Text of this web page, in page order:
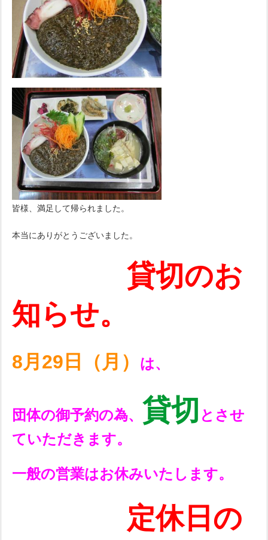
皆様、満足して帰られました。
本当にありがとうございました。
貸切のお
知らせ。
8月29日（月） は、
団体の御予約の為、 貸切 とさせ
ていただきます。
一般の営業はお休みいたします。
定休日の